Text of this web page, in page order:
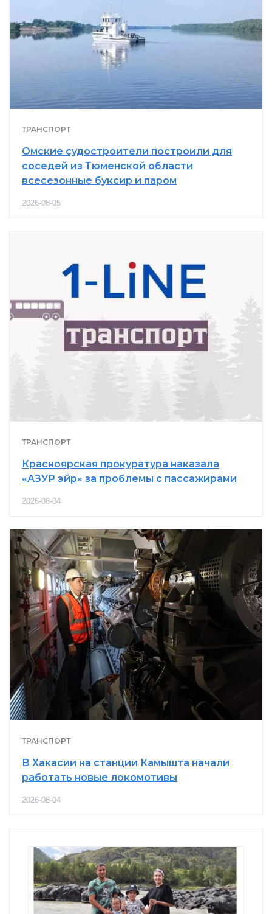
ТРАНСПОРТ
Омские судостроители построили для
соседей из Тюменской области
всесезонные буксир и паром
2026-08-05
ТРАНСПОРТ
Красноярская прокуратура наказала
«АЗУР эйр» за проблемы с пассажирами
2026-08-04
ТРАНСПОРТ
В Хакасии на станции Камышта начали
работать новые локомотивы
2026-08-04